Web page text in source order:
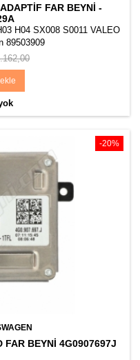
FAR BEYNI -
H04 SX008 S0011 VALEO
89503909
-20%
FAR BEYNI 4G0907697J